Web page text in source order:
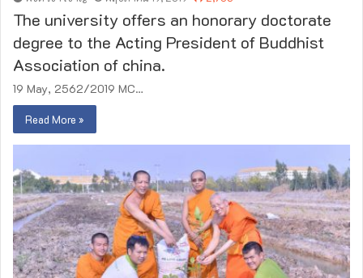
The university offers an honorary doctorate
degree to the Acting President of Buddhist
Association of china.
19 May, 2562/2019 MC…
Read More »